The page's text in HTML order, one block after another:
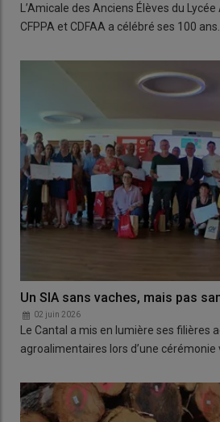
L’Amicale des Anciens Élèves du
CFPPA et CDFAA a célébré ses 100 ans.
Un SIA sans vaches, mais pas
02 juin 2026
Le Cantal a mis en lumière ses filières
agroalimentaires lors d’une cérémonie